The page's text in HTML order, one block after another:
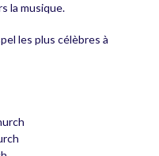
la musique.
les plus célèbres à